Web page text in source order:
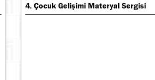
4. Çocuk Gelişimi Materyal Sergisi